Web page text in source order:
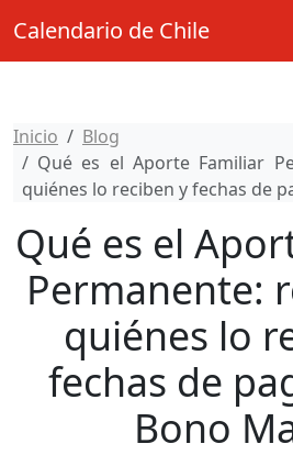
Calendario de Chile
Inicio
Blog
Qué es el Aporte Familiar
quiénes lo reciben y fechas de
Qué es el
Permanente:
quiénes lo
fechas de
Bono